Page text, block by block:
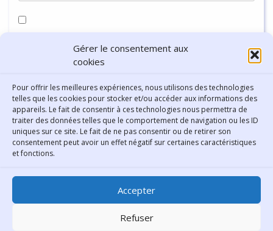
Gérer le consentement aux
cookies
Pour offrir les meilleures expériences, nous utilisons des technologies
telles que les cookies pour stocker et/ou accéder aux informations des
appareils. Le fait de consentir à ces technologies nous permettra de
traiter des données telles que le comportement de navigation ou les ID
uniques sur ce site. Le fait de ne pas consentir ou de retirer son
consentement peut avoir un effet négatif sur certaines caractéristiques
et fonctions.
Accepter
Refuser
navigateur pour mon prochain commentaire.
Bibliothèque municipale de
Lyon
30 Boulevard Vivier-Merle